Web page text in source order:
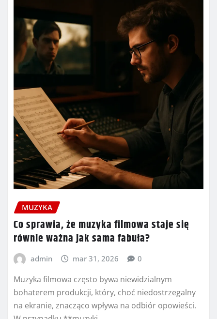
MUZYKA
Co sprawia, że muzyka filmowa staje się
równie ważna jak sama fabuła?
admin mar 31, 2026 0
Muzyka filmowa często bywa niewidzialnym
bohaterem produkcji, który, choć niedostrzegalny
na ekranie, znacząco wpływa na odbiór opowieści.